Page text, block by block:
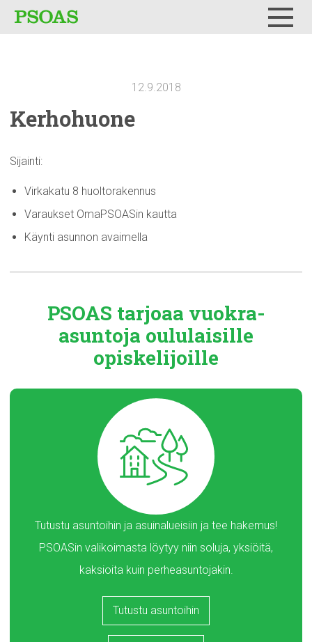
12.9.2018
Kerhohuone
Sijainti:
Virkakatu 8 huoltorakennus
Varaukset OmaPSOASin kautta
Käynti asunnon avaimella
PSOAS tarjoaa vuokra-
asuntoja oululaisille
opiskelijoille
Tutustu asuntoihin ja asuinalueisiin ja tee hakemus!
PSOASin valikoimasta löytyy niin soluja, yksiöitä,
kaksioita kuin perheasuntojakin.
Tutustu asuntoihin